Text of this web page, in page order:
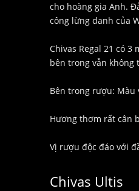
cho hoàng gia Anh.
công lừng danh của
Chivas Regal 21 có
bên trong vẫn không
Bên trong rượu: Màu
Hương thơm rất cân
Vị rượu độc đáo với
Chivas Ultis